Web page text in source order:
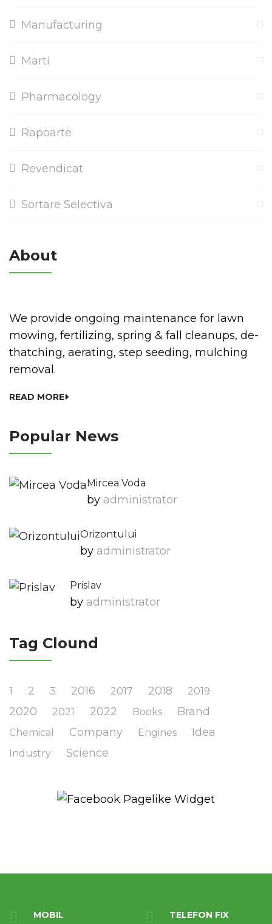
Manufacturing
Marti
Pharmacology
Rapoarte
Revendicat
Sortare Selectiva
About
We provide ongoing maintenance for lawn
mowing, fertilizing, spring & fall cleanups, de-
thatching, aerating, step seeding, mulching
removal.
READ MORE
Popular News
Mircea Voda
by Administrator
Orizontului
by Administrator
Prislav
by Administrator
Tag Clound
1 2 3 2016 2017 2018 2019
2020 2021 2022 Books Brand
Chemical Company Engines Idea
Industry Science
MOBIL TELEFON FIX